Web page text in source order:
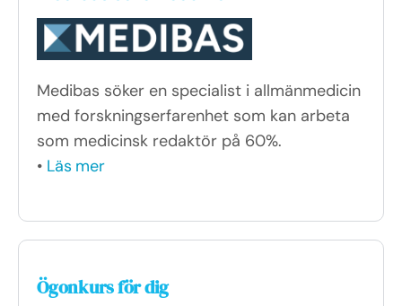
Medibas söker en specialist i allmänmedicin
med forskningserfarenhet som kan arbeta
som medicinsk redaktör på 60%.
• Läs mer
Ögonkurs för dig